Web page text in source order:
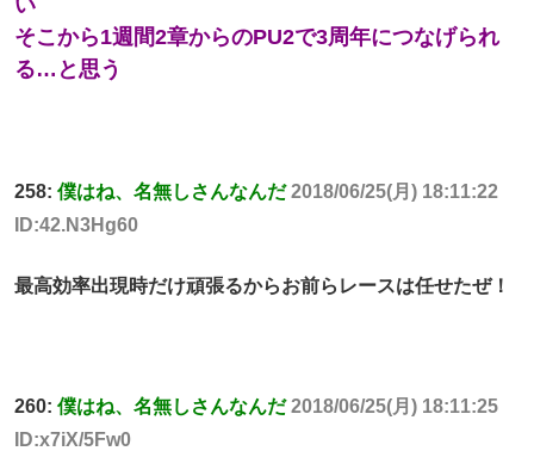
そこから1週間2章からのPU2で3周年につなげられ
る…と思う
258: 僕はね、名無しさんなんだ 2018/06/25(月) 18:11:22
ID:42.N3Hg60
最高効率出現時だけ頑張るからお前らレースは任せたぜ！
260: 僕はね、名無しさんなんだ 2018/06/25(月) 18:11:25
ID:x7iX/5Fw0